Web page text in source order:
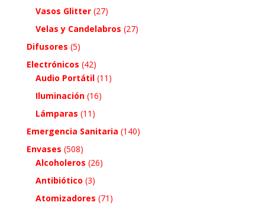
Vasos Glitter (27)
Velas y Candelabros (27)
Difusores (5)
Electrónicos (42)
Audio Portátil (11)
Iluminación (16)
Lámparas (11)
Emergencia Sanitaria (140)
Envases (508)
Alcoholeros (26)
Antibiótico (3)
Atomizadores (71)